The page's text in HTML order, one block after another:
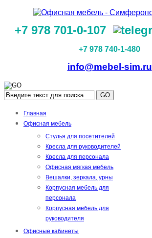
+7 978 701-0-107
+7 978 740-1-480
info@mebel-sim.ru
GO
Главная
Офисная мебель
Стулья для посетителей
Кресла для руководителей
Кресла для персонала
Офисная мягкая мебель
Вешалки, зеркала, урны
Корпусная мебель для
персонала
Корпусная мебель для
руководителя
Офисные кабинеты